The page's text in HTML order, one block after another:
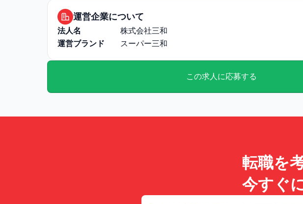
運営企業について
法人名
株式会社三和
運営ブランド
スーパー三和
この求人に応募する
転職を
今すぐに